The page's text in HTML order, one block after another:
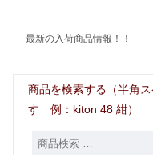
最新の入荷商品情報！！
商品を検索する（半角
す 例：kiton 48 紺）